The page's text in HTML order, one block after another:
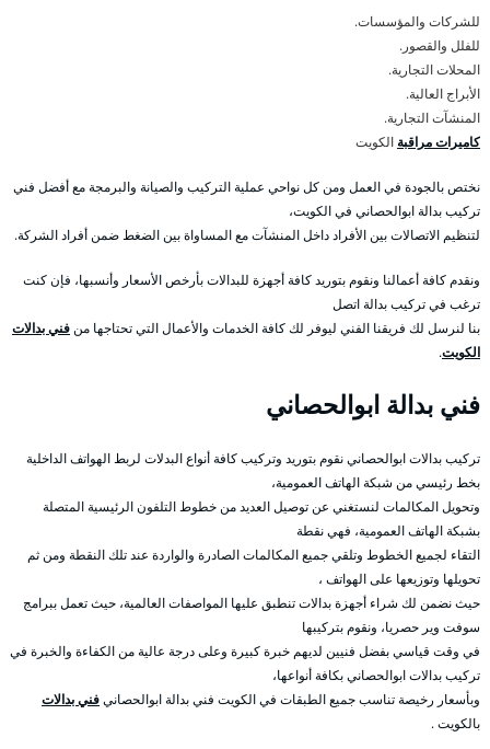
للشركات والمؤسسات.
للفلل والقصور.
المحلات التجارية.
الأبراج العالية.
المنشآت التجارية.
كاميرات مراقبة الكويت
نختص بالجودة في العمل ومن كل نواحي عملية التركيب والصيانة والبرمجة مع أفضل فني
تركيب بدالة ابوالحصاني في الكويت،
لتنظيم الاتصالات بين الأفراد داخل المنشآت مع المساواة بين الضغط ضمن أفراد الشركة.
ونقدم كافة أعمالنا ونقوم بتوريد كافة أجهزة للبدالات بأرخص الأسعار وأنسبها، فإن كنت
ترغب في تركيب بدالة اتصل
بنا لنرسل لك فريقنا الفني ليوفر لك كافة الخدمات والأعمال التي تحتاجها منفني بدالات
الكويت.
فني بدالة ابوالحصاني
تركيب بدالات ابوالحصاني نقوم بتوريد وتركيب كافة أنواع البدلات لربط الهواتف الداخلية
بخط رئيسي من شبكة الهاتف العمومية،
وتحويل المكالمات لنستغني عن توصيل العديد من خطوط التلفون الرئيسية المتصلة
بشبكة الهاتف العمومية، فهي نقطة
التقاء لجميع الخطوط وتلقي جميع المكالمات الصادرة والواردة عند تلك النقطة ومن ثم
تحويلها وتوزيعها على الهواتف ،
حيث نضمن لك شراء أجهزة بدالات تنطبق عليها المواصفات العالمية، حيث تعمل ببرامج
سوفت وير حصريا، ونقوم بتركيبها
في وقت قياسي بفضل فنيين لديهم خبرة كبيرة وعلى درجة عالية من الكفاءة والخبرة في
تركيب بدالات ابوالحصاني بكافة أنواعها،
وبأسعار رخيصة تناسب جميع الطبقات في الكويت فني بدالة ابوالحصانيفني بدالات
بالكويت .